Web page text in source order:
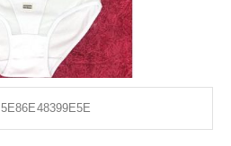
5E86E48399E5E